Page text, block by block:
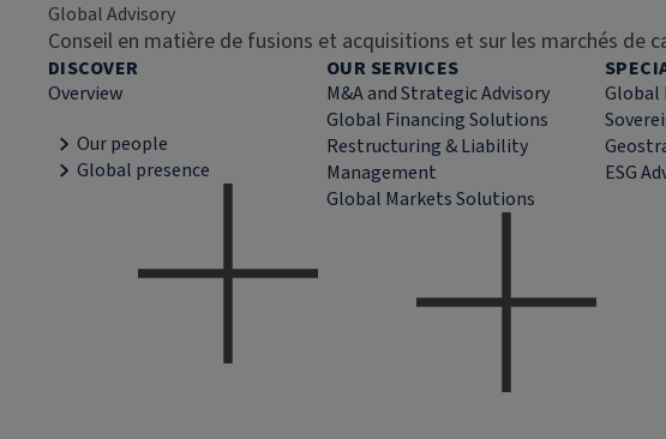
Global Advisory
Conseil en matière de fusions et acquisitions et sur les marchés de
DISCOVER
Overview
Our people
Global presence
OUR SERVICES
M&A and Strategic Advisory
Global Financing Solutions
Restructuring & Liability
Management
Global Markets Solutions
Global
ESG